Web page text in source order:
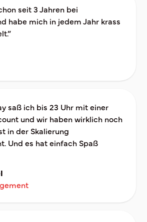
seit 3 Jahren bei
habe mich in jedem Jahr krass
saß ich bis 23 Uhr mit einer
und wir haben wirklich noch
in der Skalierung
Und es hat einfach Spaß